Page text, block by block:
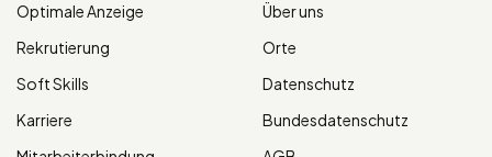
Optimale Anzeige
Rekrutierung
Soft Skills
Karriere
Über uns
Orte
Datenschutz
Bundesdatenschutz